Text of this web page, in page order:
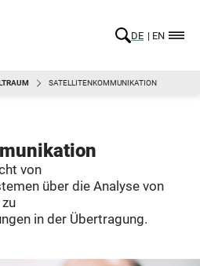
DE EN
SATELLITENKOMMUNIKATION
von
über die Analyse von
in der Übertragung.